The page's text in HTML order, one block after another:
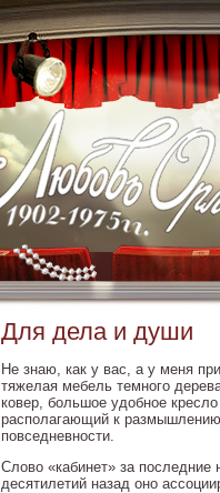
Для дела и души
Не знаю, как у вас, а у меня
тяжелая мебель темного
ковер, большое удобное
располагающий к
повседневности.
Слово «кабинет» за
десятилетий назад оно